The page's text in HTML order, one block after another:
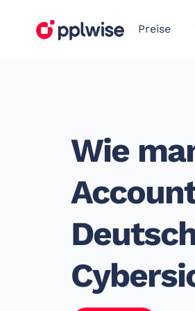
Preise
Wie